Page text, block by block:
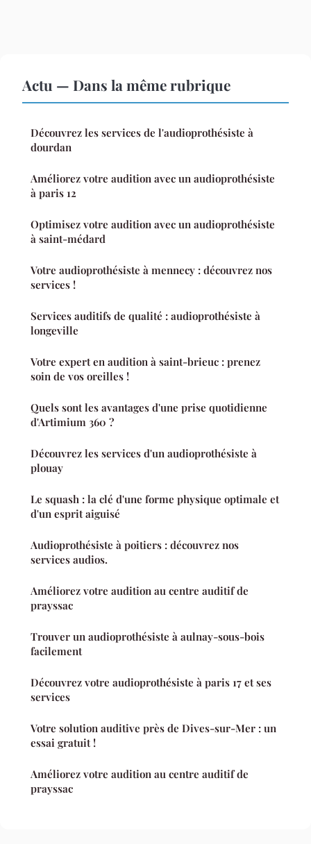
Actu — Dans la même rubrique
Découvrez les services de l'audioprothésiste à
dourdan
Améliorez votre audition avec un audioprothésiste
à paris 12
Optimisez votre audition avec un audioprothésiste
à saint-médard
Votre audioprothésiste à mennecy : découvrez nos
services !
Services auditifs de qualité : audioprothésiste à
longeville
Votre expert en audition à saint-brieuc : prenez
soin de vos oreilles !
Quels sont les avantages d'une prise quotidienne
d'Artimium 360 ?
Découvrez les services d'un audioprothésiste à
plouay
Le squash : la clé d'une forme physique optimale et
d'un esprit aiguisé
Audioprothésiste à poitiers : découvrez nos
services audios.
Améliorez votre audition au centre auditif de
prayssac
Trouver un audioprothésiste à aulnay-sous-bois
facilement
Découvrez votre audioprothésiste à paris 17 et ses
services
Votre solution auditive près de Dives-sur-Mer : un
essai gratuit !
Améliorez votre audition au centre auditif de
prayssac